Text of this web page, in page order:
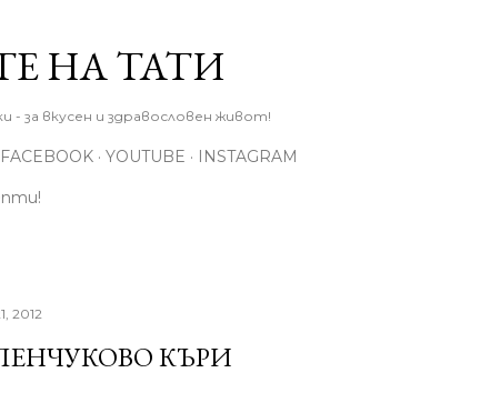
НА ТАТИ
- за вкусен и здравословен живот!
FACEBOOK YOUTUBE INSTAGRAM
2012
КЪРИ